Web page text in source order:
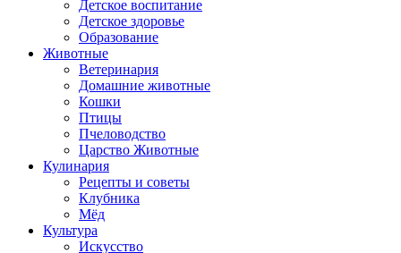
Детское воспитание
Детское здоровье
Образование
Животные
Ветеринария
Домашние животные
Кошки
Птицы
Пчеловодство
Царство Животные
Кулинария
Рецепты и советы
Клубника
Мёд
Культура
Искусство